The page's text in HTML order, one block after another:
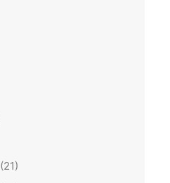
(21)